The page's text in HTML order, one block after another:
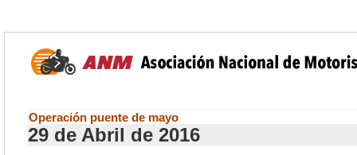
Operación puente de mayo
29 de Abril de 2016